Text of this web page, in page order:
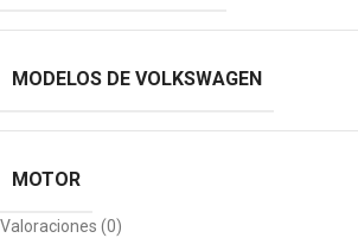
MODELOS DE VOLKSWAGEN
MOTOR
Valoraciones (0)